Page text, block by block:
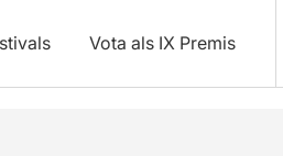
Vota als IX Premis